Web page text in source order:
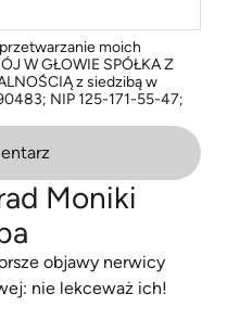
moich
W GŁOWIE SPÓŁKA Z
z siedzibą w
NIP 125-171-55-47;
Moniki
objawy nerwicy
nie lekceważ ich!